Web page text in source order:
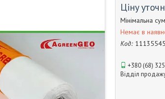
Ціну
Мінімальна
Немає в
Код:
+380 (68)
Відділ